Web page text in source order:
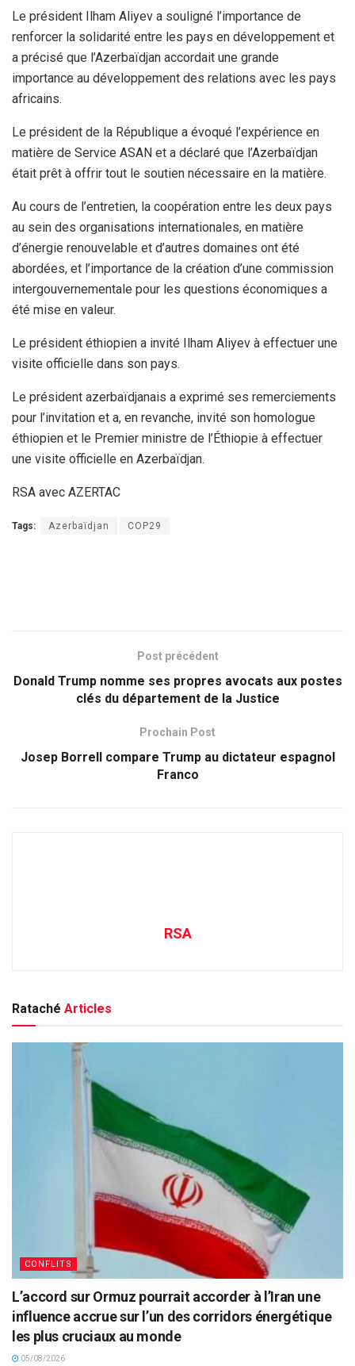
Le président Ilham Aliyev a souligné l’importance de
renforcer la solidarité entre les pays en développement et
a précisé que l’Azerbaïdjan accordait une grande
importance au développement des relations avec les pays
africains.
Le président de la République a évoqué l’expérience en
matière de Service ASAN et a déclaré que l’Azerbaïdjan
était prêt à offrir tout le soutien nécessaire en la matière.
Au cours de l’entretien, la coopération entre les deux pays
au sein des organisations internationales, en matière
d’énergie renouvelable et d’autres domaines ont été
abordées, et l’importance de la création d’une commission
intergouvernementale pour les questions économiques a
été mise en valeur.
Le président éthiopien a invité Ilham Aliyev à effectuer une
visite officielle dans son pays.
Le président azerbaïdjanais a exprimé ses remerciements
pour l’invitation et a, en revanche, invité son homologue
éthiopien et le Premier ministre de l’Éthiopie à effectuer
une visite officielle en Azerbaïdjan.
RSA avec AZERTAC
Tags: Azerbaïdjan COP29
Post précédent
Donald Trump nomme ses propres avocats aux postes
clés du département de la Justice
Prochain Post
Josep Borrell compare Trump au dictateur espagnol
Franco
RSA
Rataché Articles
CONFLITS
L’accord sur Ormuz pourrait accorder à l’Iran une
influence accrue sur l’un des corridors énergétique
les plus cruciaux au monde
05/08/2026